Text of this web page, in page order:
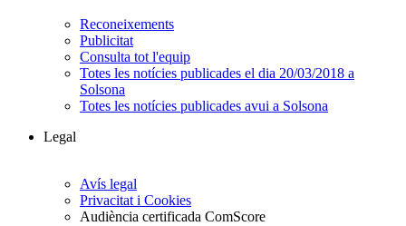
Reconeixements
Publicitat
Consulta tot l'equip
Totes les notícies publicades el dia 20/03/2018 a
Solsona
Totes les notícies publicades avui a Solsona
Legal
Avís legal
Privacitat i Cookies
Audiència certificada ComScore